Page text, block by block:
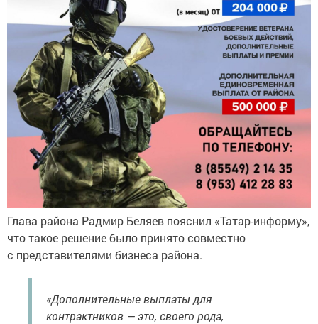
Глава района Радмир Беляев пояснил «Татар-информу»,
что такое решение было принято совместно
с представителями бизнеса района.
«Дополнительные выплаты для
контрактников — это, своего рода,